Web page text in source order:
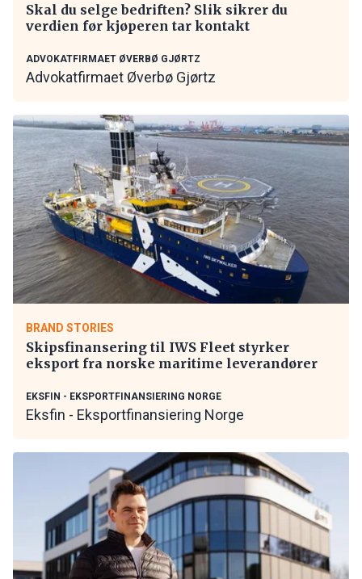
Skal du selge bedriften? Slik sikrer du
verdien før kjøperen tar kontakt
ADVOKATFIRMAET ØVERBØ GJØRTZ
Advokatfirmaet Øverbø Gjørtz
BRAND STORIES
Skipsfinansering til IWS Fleet styrker
eksport fra norske maritime leverandører
EKSFIN - EKSPORTFINANSIERING NORGE
Eksfin - Eksportfinansiering Norge